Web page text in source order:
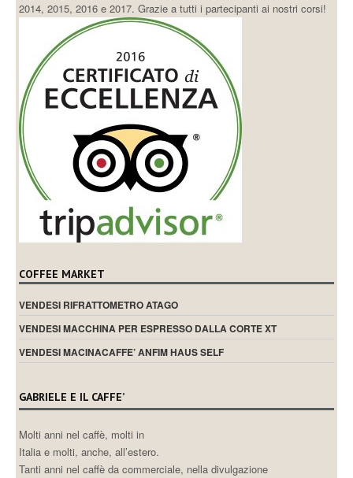
2014, 2015, 2016 e 2017. Grazie a tutti i partecipanti ai nostri corsi!
COFFEE MARKET
VENDESI RIFRATTOMETRO ATAGO
VENDESI MACCHINA PER ESPRESSO DALLA CORTE XT
VENDESI MACINACAFFE’ ANFIM HAUS SELF
GABRIELE E IL CAFFE’
Molti anni nel caffè, molti in
Italia e molti, anche, all’estero.
Tanti anni nel caffè da commerciale, nella divulgazione